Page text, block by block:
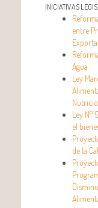
INICIATIVAS
entre
Agua
Ley
Ley N°
el
de la